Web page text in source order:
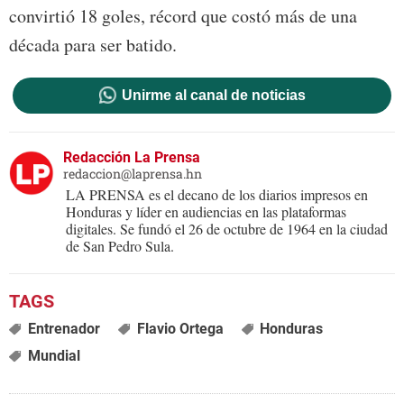
convirtió 18 goles, récord que costó más de una
década para ser batido.
Unirme al canal de noticias
Redacción La Prensa
redaccion@laprensa.hn
LA PRENSA es el decano de los diarios impresos en
Honduras y líder en audiencias en las plataformas
digitales. Se fundó el 26 de octubre de 1964 en la ciudad
de San Pedro Sula.
Entrenador Flavio Ortega
Honduras
Mundial